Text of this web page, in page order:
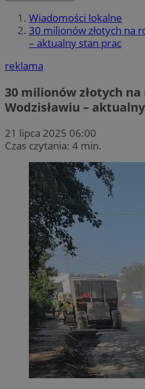
Wiadomości lokalne
30 milionów złotych na
– aktualny stan prac
reklama
30 milionów złotych
Wodzisławiu –
21 lipca 2025 06:00
Czas czytania: 4 min.